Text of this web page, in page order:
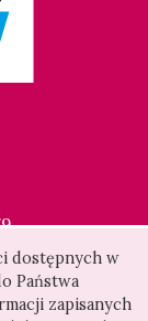
dostępnych w
Państwa
zapisanych